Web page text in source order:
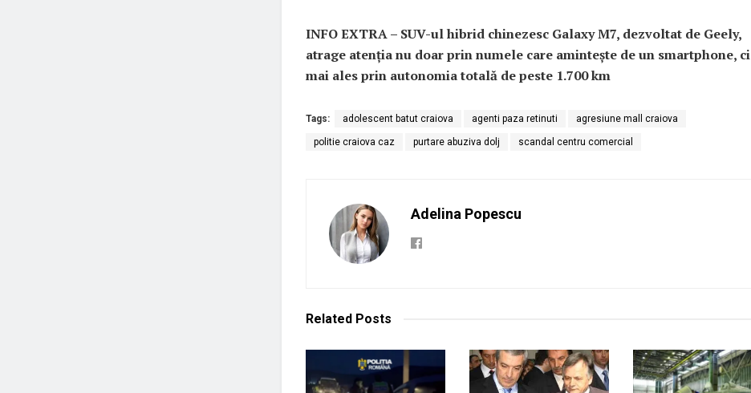
INFO EXTRA – SUV-ul hibrid chinezesc Galaxy M7, dezvoltat de Geely,
atrage atenția nu doar prin numele care amintește de un smartphone, ci
mai ales prin autonomia totală de peste 1.700 km
Tags: adolescent batut craiova agenti paza retinuti agresiune mall craiova
politie craiova caz purtare abuziva dolj scandal centru comercial
Adelina Popescu
Related Posts